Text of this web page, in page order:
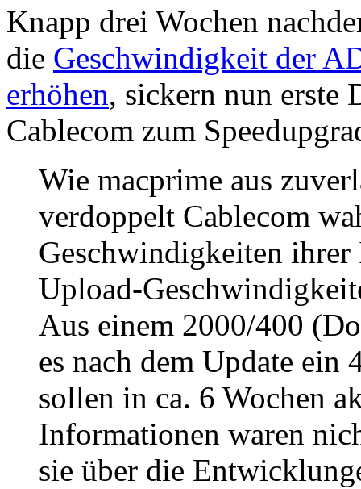
Knapp drei Wochen
die Geschwindigkeit der
erhöhen, sickern nun erste
Cablecom zum
Wie macprime aus
verdoppelt Cablecom
Geschwindigkeiten
Upload-
Aus einem 2000/400
es nach dem Update ein
sollen in ca. 6 Wochen
Informationen waren
sie über die